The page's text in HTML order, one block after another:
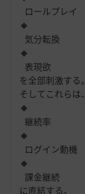
ロールプレイ
気分転換
表現欲
を全部刺激する。
そしてこれらは、
継続率
ログイン動機
課金継続
に直結する。